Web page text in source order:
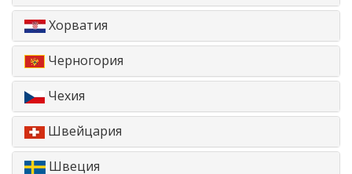
Хорватия
Черногория
Чехия
Швейцария
Швеция